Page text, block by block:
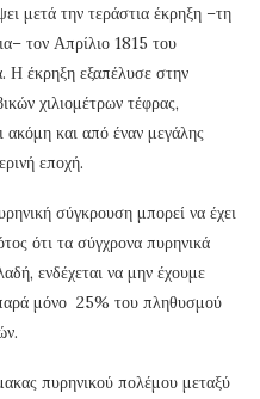
μετά την τεράστια έκρηξη –τη
τον Απρίλιο 1815 του
Η έκρηξη εξαπέλυσε στην
χιλιομέτρων τέφρας,
και από έναν μεγάλης
εποχή.
σύγκρουση μπορεί να έχει
ότι τα σύγχρονα πυρηνικά
ενδέχεται να μην έχουμε
μόνο 25% του πληθυσμού
πυρηνικού πολέμου μεταξύ